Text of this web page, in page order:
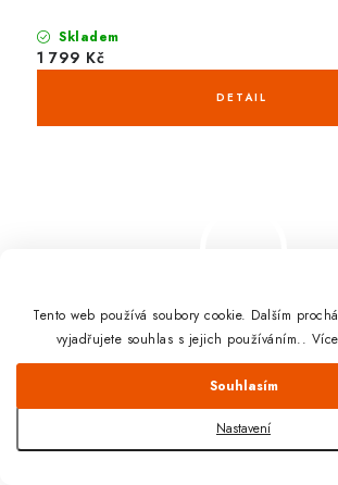
Tento web používá soubory cookie. Dalším
vyjadřujete souhlas s jejich používáním..
Nastavení
Odmítnout
Souhlasím
Skladem
1 799 Kč
Reflex Nutrition One Stop Xtreme 4350g